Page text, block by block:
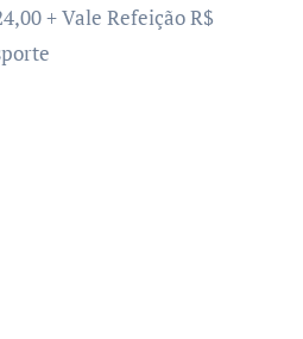
+ Vale Refeição R$